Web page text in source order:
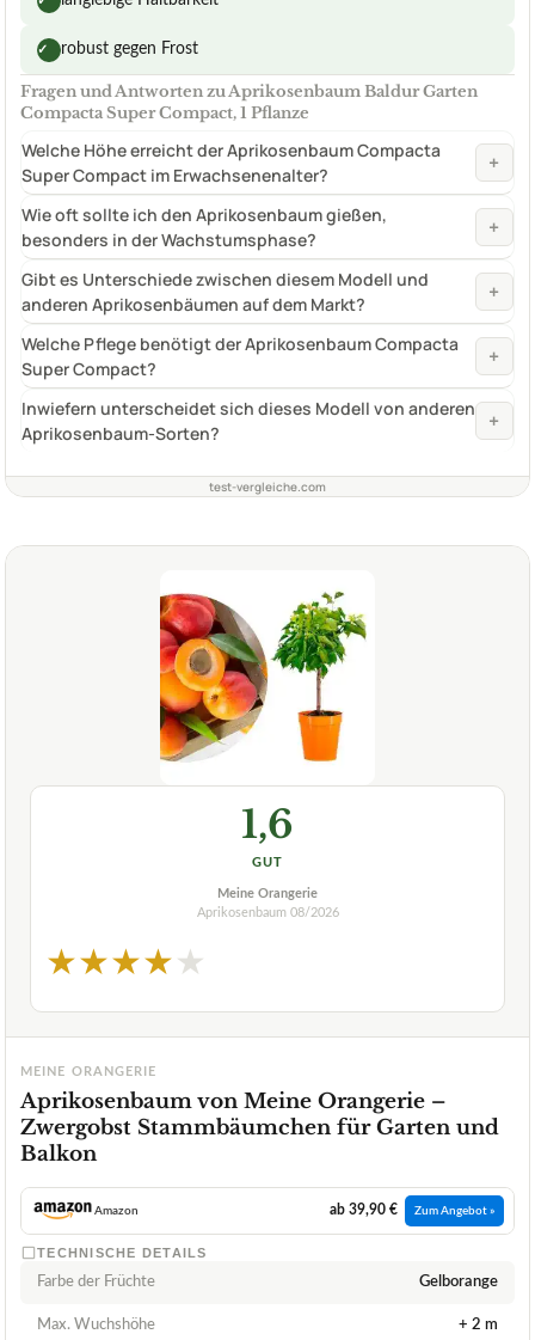
✓ robust gegen Frost
Fragen und Antworten zu Aprikosenbaum Baldur Garten
Compacta Super Compact, 1 Pflanze
Welche Höhe erreicht der Aprikosenbaum Compacta
Super Compact im Erwachsenenalter?
+
Wie oft sollte ich den Aprikosenbaum gießen,
besonders in der Wachstumsphase?
+
Gibt es Unterschiede zwischen diesem Modell und
anderen Aprikosenbäumen auf dem Markt?
+
Welche Pflege benötigt der Aprikosenbaum Compacta
Super Compact?
+
Inwiefern unterscheidet sich dieses Modell von anderen
Aprikosenbaum-Sorten?
+
test-vergleiche.com
1,6
GUT
Meine Orangerie
Aprikosenbaum 08/2026
★★★★★
MEINE ORANGERIE
Aprikosenbaum von Meine Orangerie –
Zwergobst Stammbäumchen für Garten und
Balkon
Amazon ab 39,90 € Zum Angebot »
TECHNISCHE DETAILS
Farbe der Früchte Gelborange
Max. Wuchshöhe + 2 m